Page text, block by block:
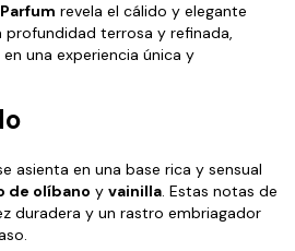
revela el cálido y elegante
profundidad terrosa y refinada,
una experiencia única y
asienta en una base rica y sensual
de olíbano y vainilla. Estas notas de
duradera y un rastro embriagador